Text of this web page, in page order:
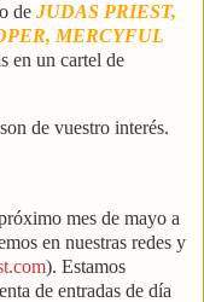
de JUDAS PRIEST,
MERCYFUL
en un cartel de
de vuestro interés.
mes de mayo a
en nuestras redes y
). Estamos
de entradas de día